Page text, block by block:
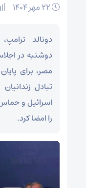
دونالد
دوشنبه در
مصر، برای
تبادل
اسرائیل و
را امضا کرد.